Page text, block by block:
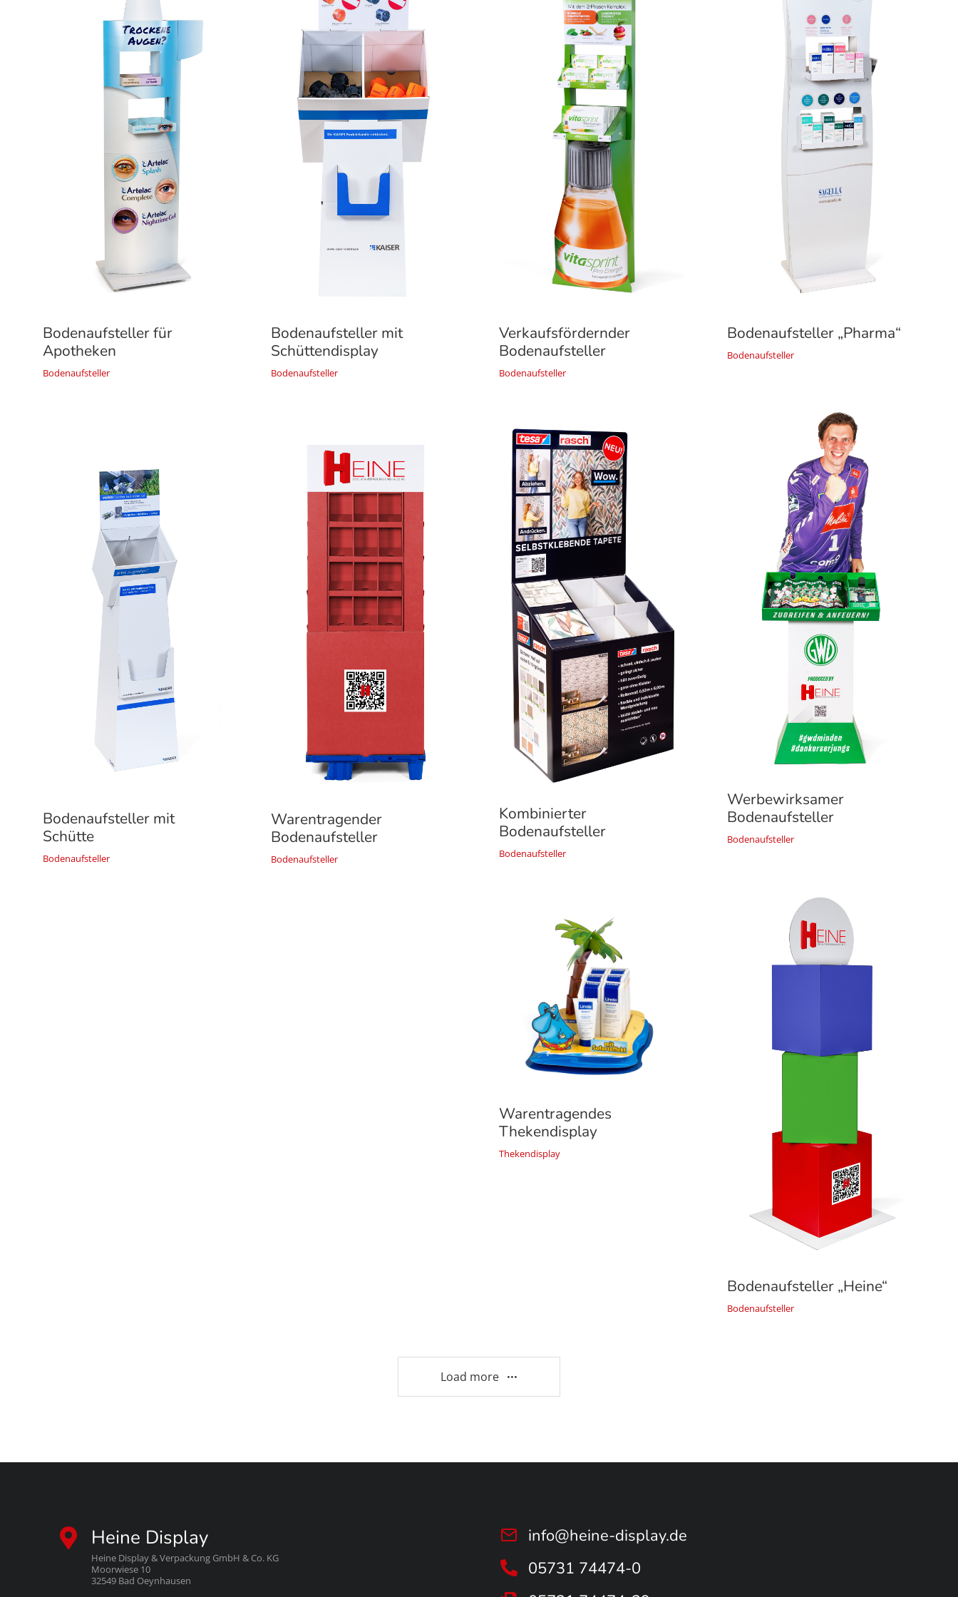
Bodenaufsteller für
Apotheken
Bodenaufsteller
Bodenaufsteller mit
Schüttendisplay
Bodenaufsteller
Verkaufsfördernder
Bodenaufsteller
Bodenaufsteller
Bodenaufsteller „Pharma“
Bodenaufsteller
Werbewirksamer
Bodenaufsteller
Bodenaufsteller
Bodenaufsteller mit
Schütte
Bodenaufsteller
Kombinierter
Bodenaufsteller
Bodenaufsteller
Warentragender
Bodenaufsteller
Bodenaufsteller
Bodenaufsteller „Heine“
Bodenaufsteller
Warentragendes
Thekendisplay
Thekendisplay
Load more
Heine Display
Heine Display & Verpackung GmbH & Co. KG
Moorwiese 10
32549 Bad Oeynhausen
info@heine-display.de
05731 74474-0